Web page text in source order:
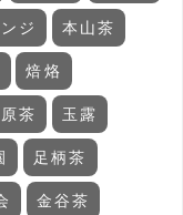
ジ 本山茶
焙烙
茶 玉露
足柄茶
金谷茶